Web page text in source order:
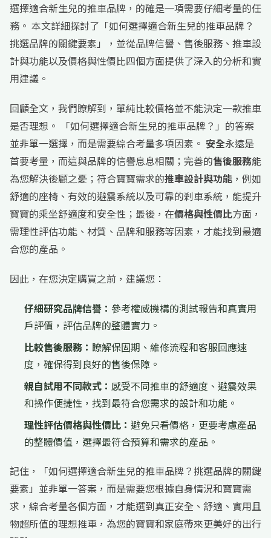
選擇適合新生兒的推車品牌，的確是一項需要仔細考量的任
務。 本文詳細探討了「如何選擇適合新生兒的推車品牌？
挑選品牌的關鍵要素」，並從品牌信譽、售後服務、推車設
計與功能以及價格與性價比四個方面提供了深入的分析和實
用建議。
回顧全文，我們瞭解到，單純比較價格並不能決定一款推車
是否理想。 「如何選擇適合新生兒的推車品牌？」的答案
並非單一選擇，而是需要綜合考量多項因素。 安全永遠是
首要考量，而這與品牌的信譽息息相關；完善的售後服務能
為您解決後顧之憂；符合寶寶需求的推車設計與功能 ，例如
舒適的座椅、有效的避震系統以及可靠的剎車系統，能提升
寶寶的乘坐舒適度和安全性；最後，在價格與性價比方面，
需理性評估功能、材質、品牌和服務等因素，才能找到最適
合您的產品。
因此，在您決定購買之前，建議您：
仔細研究品牌信譽： 參考權威機構的測試報告和真實用
戶評價，評估品牌的整體實力。
比較售後服務： 瞭解保固期、維修流程和客服回應速
度，確保得到良好的售後保障。
親自試用不同款式： 感受不同推車的舒適度、避震效果
和操作便捷性，找到最符合您需求的設計和功能。
理性評估價格與性價比： 避免只看價格，更要考慮產品
的整體價值，選擇最符合預算和需求的產品。
記住，「如何選擇適合新生兒的推車品牌？挑選品牌的關鍵
要素」並非單一答案，而是需要您根據自身情況和寶寶需
求，綜合考量各個方面，才能選到真正安全、舒適、實用且
物超所值的理想推車，為您的寶寶和家庭帶來更美好的出行